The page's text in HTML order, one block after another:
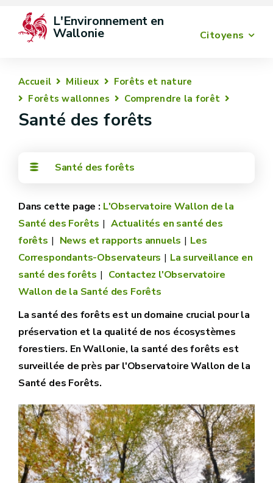
Citoyens
L'Environnement en
Wallonie
Accueil Milieux
Forêts et nature
Forêts wallonnes
Comprendre la forêt
Santé des forêts
Santé des forêts
L'Observatoire Wallon de la
Santé des Forêts
Actualités en santé des
forêts
News et rapports annuels
Les
Correspondants-Observateurs
La surveillance en
santé des forêts
Contactez l'Observatoire
Wallon de la Santé des Forêts
La santé des forêts est un domaine crucial pour la
préservation et la qualité de nos écosystèmes
forestiers. En Wallonie, la santé des forêts est
surveillée de près par l'Observatoire Wallon de la
Santé des Forêts.